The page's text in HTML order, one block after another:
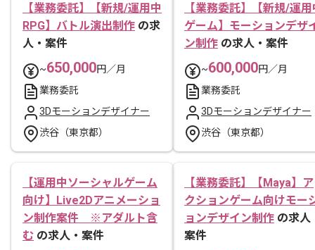
【業務委託】【新規/運用中
RPG】バトル演出制作 の求
人・案件
~650,000円／月
業務委託
3Dモーションデザイナー
渋谷（東京都）
【業務委託】【新規/運用
ゲーム】モーションデザ
ン制作 の求人・案件
~600,000円／月
業務委託
3Dモーションデザイナー
渋谷（東京都）
【運用中ソーシャルゲーム
向け】Live2Dアニメーショ
ン制作案件 ※アダルト含
む の求人・案件
【業務委託】【Maya】ア
クションゲーム向けモー
ョンデザイン制作 の求人
案件